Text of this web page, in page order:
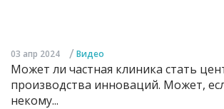
03 апр 2024 / Видео
Может ли частная клиника стать
производства инноваций. Может,
некому...